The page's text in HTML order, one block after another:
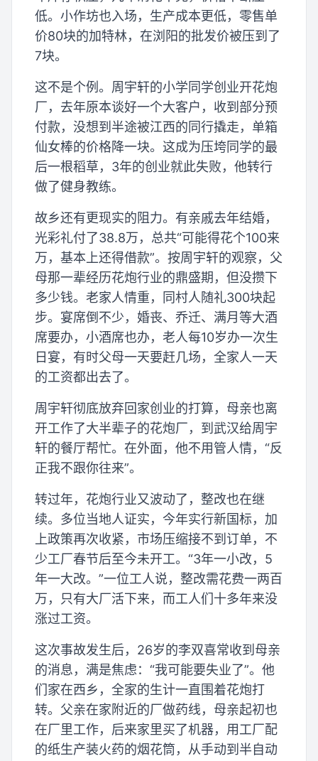
低。小作坊也入场，生产成本更低，零售单
价80块的加特林，在浏阳的批发价被压到了
7块。
这不是个例。周宇轩的小学同学创业开花炮
厂，去年原本谈好一个大客户，收到部分预
付款，没想到半途被江西的同行撬走，单箱
仙女棒的价格降一块。这成为压垮同学的最
后一根稻草，3年的创业就此失败，他转行
做了健身教练。
故乡还有更现实的阻力。有亲戚去年结婚，
光彩礼付了38.8万，总共“可能得花个100来
万，基本上还得借款”。按周宇轩的观察，父
母那一辈经历花炮行业的鼎盛期，但没攒下
多少钱。老家人情重，同村人随礼300块起
步。宴席倒不少，婚丧、乔迁、满月等大酒
席要办，小酒席也办，老人每10岁办一次生
日宴，有时父母一天要赶几场，全家人一天
的工资都出去了。
周宇轩彻底放弃回家创业的打算，母亲也离
开工作了大半辈子的花炮厂，到武汉给周宇
轩的餐厅帮忙。在外面，他不用管人情，“反
正我不跟你往来”。
转过年，花炮行业又波动了，整改也在继
续。多位当地人证实，今年实行新国标，加
上政策再次收紧，市场压缩接不到订单，不
少工厂春节后至今未开工。“3年一小改，5
年一大改。”一位工人说，整改需花费一两百
万，只有大厂活下来，而工人们十多年来没
涨过工资。
这次事故发生后，26岁的李双喜常收到母亲
的消息，满是焦虑：“我可能要失业了”。他
们家在西乡，全家的生计一直围着花炮打
转。父亲在家附近的厂做药线，母亲起初也
在厂里工作，后来家里买了机器，用工厂配
的纸生产装火药的烟花筒，从手动到半自动